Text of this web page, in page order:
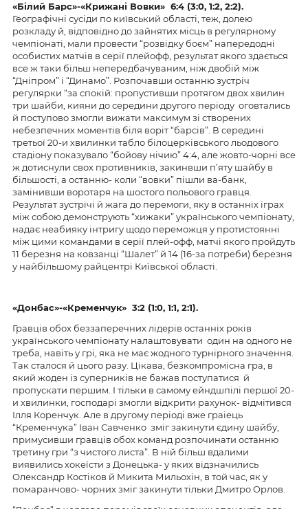
«Білий Барс»-«Крижані Вовки» 6:4 (3:0, 1:2, 2:2).
Географічні сусіди по київський області, теж, долею
розкладу й, відповідно до зайнятих місць в регулярному
чемпіонаті, мали провести “розвідку боєм” напередодні
особистих матчів в серії плейофф, результат якого здається
все ж таки більш непередбачуваним, ніж двобій між
“Дніпром” і “Динамо”. Розпочавши останню зустріч
регулярки “за спокій: пропустивши протягом двох хвилин
три шайби, кияни до середини другого періоду оговтались
й поступово змогли вижати максимум зі створених
небезпечних моментів біля воріт “барсів”. В середині
третьої 20-и хвилинки табло білоцерківського льодового
стадіону показувало “бойову нічию” 4:4, але жовто-чорні все
ж дотиснули свох противників, закинвши п’яту шайбу в
більшості, а останню- коли “вовки” пішли ва-банк,
замінивши воротаря на шостого польового гравця.
Результат зустрічі й жага до перемоги, яку в останніх іграх
між собою демонструють “хижаки” українського чемпіонату,
надає неабияку інтригу щодо переможця у протистоянні
між цими командами в серії плей-офф, матчі якого пройдуть
11 березня на ковзанці “Шалет” й 14 (16-за потреби) березня
у найбільшому райцентрі Київської області.
«Донбас»-«Кременчук» 3:2 (1:0, 1:1, 2:1).
Гравців обох беззаперечних лідерів останніх років
українського чемпіонату налаштовувати один на одного не
треба, навіть у грі, яка не має жодного турнірного значення.
Так сталося й цього разу. Цікава, безкомпромісна гра, в
який жоден із суперників не бажав поступатися й
пропускати першим. І тільки в самому ейндшпілі першої 20-
и хвилинки, господарі змогли відкрити рахунок- відмітився
Ілля Коренчук. Але в другому періоді вже граіець
“Кременчука” Іван Савченко зміг закинути єдину шайбу,
примусивши гравців обох команд розпочинати останню
третину гри “з чистого листа”. В ній більш вдалими
виявились хокеїсти з Донецька- у яких відзначились
Олександр Костіков й Микита Мильохін, в той час, як у
помаранчово- чорних зміг закинути тільки Дмитро Орлов.